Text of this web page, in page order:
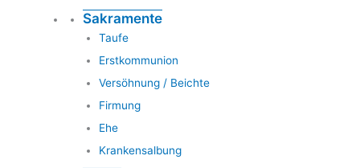
Sakramente
Taufe
Erstkommunion
Versöhnung / Beichte
Firmung
Ehe
Krankensalbung